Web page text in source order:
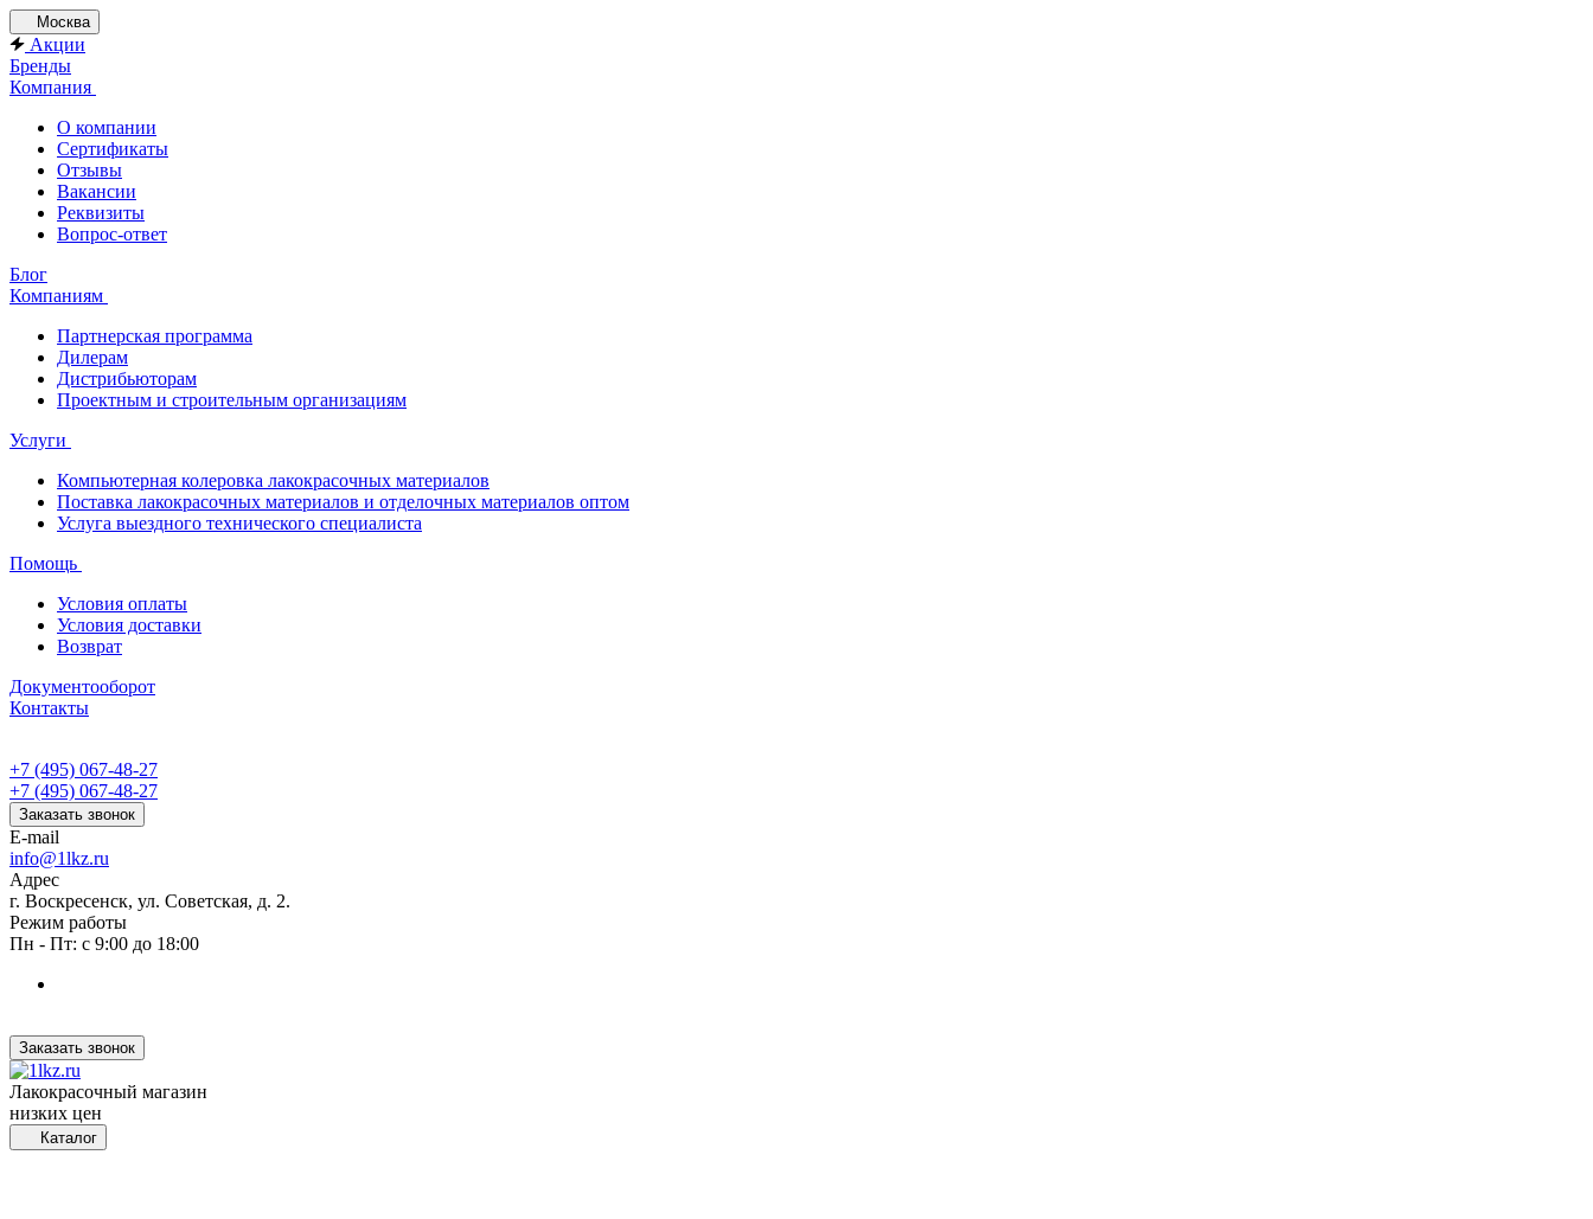
Москва
Акции
Бренды
Компания
О компании
Сертификаты
Отзывы
Вакансии
Реквизиты
Вопрос-ответ
Блог
Компаниям
Партнерская программа
Дилерам
Дистрибьюторам
Проектным и строительным организациям
Услуги
Компьютерная колеровка лакокрасочных материалов
Поставка лакокрасочных материалов и отделочных материалов оптом
Услуга выездного технического специалиста
Помощь
Условия оплаты
Условия доставки
Возврат
Документооборот
Контакты
+7 (495) 067-48-27
+7 (495) 067-48-27
Заказать звонок
E-mail
info@1lkz.ru
Адрес
г. Воскресенск, ул. Советская, д. 2.
Режим работы
Пн - Пт: с 9:00 до 18:00
Заказать звонок
Лакокрасочный магазин
низких цен
Каталог